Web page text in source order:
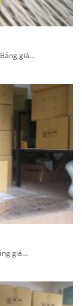
giá...
giá...